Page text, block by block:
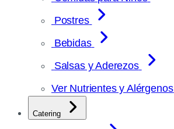
Postres
Bebidas
Salsas y Aderezos
Ver Nutrientes y Alérgenos
Catering